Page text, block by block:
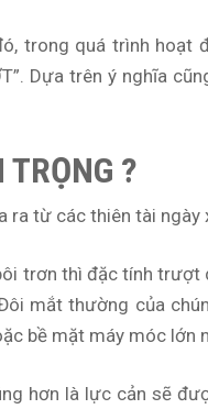
trong quá trình
Dựa trên ý nghĩa
?
ra từ các thiên tài ngày
trơn thì đặc tính trượt
mắt thường của
bề mặt máy móc lớn
hơn là lực cản sẽ